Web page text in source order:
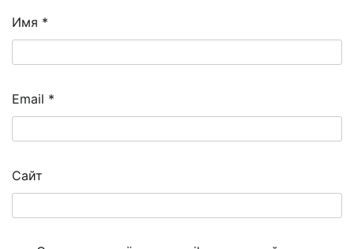
Имя *
Email *
Сайт